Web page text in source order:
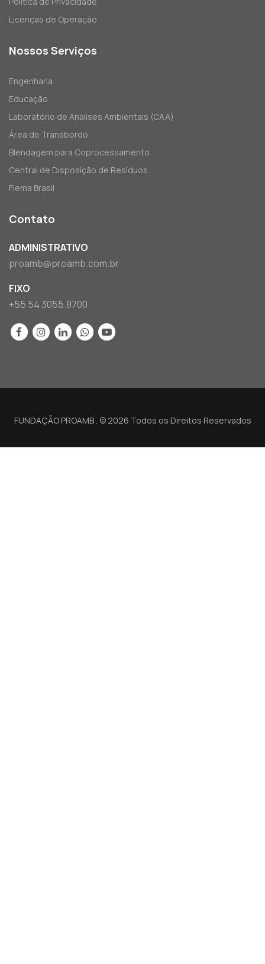
Licenças de Operação
Nossos Serviços
Engenharia
Educação
Laboratório de Análises Ambientais (CAA)
Área de Transbordo
Blendagem para Coprocessamento
Central de Disposição de Resíduos
Fiema Brasil
Contato
ADMINISTRATIVO
proamb@proamb.com.br
FIXO
+55 54 3055.8700
FUNDAÇÃO PROAMB . © 2026 Todos os Direitos Reservados